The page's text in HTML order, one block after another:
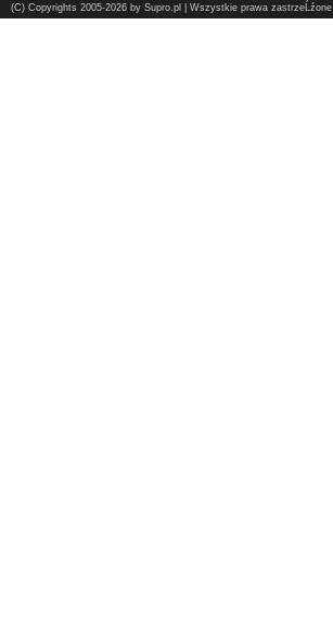
(C) Copyrights 2005-2026 by Supro.pl | Wszystkie prawa zastrzeĹźone